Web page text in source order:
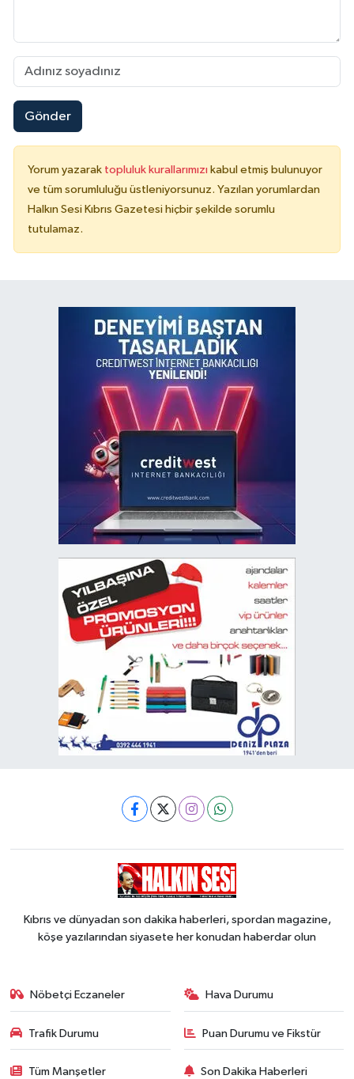
Gönder
Yorum yazarak topluluk kurallarımızı kabul etmiş bulunuyor
ve tüm sorumluluğu üstleniyorsunuz. Yazılan yorumlardan
Halkın Sesi Kıbrıs Gazetesi hiçbir şekilde sorumlu
tutulamaz.
Kıbrıs ve dünyadan son dakika haberleri, spordan magazine,
köşe yazılarından siyasete her konudan haberdar olun
Nöbetçi Eczaneler Hava Durumu
Trafik Durumu Puan Durumu ve Fikstür
Tüm Manşetler Son Dakika Haberleri